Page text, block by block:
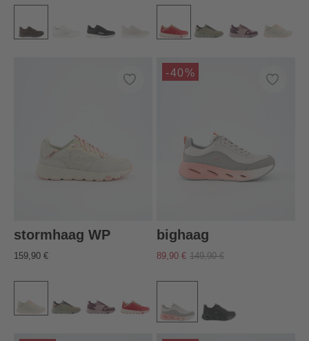
stormhaag WP
159,90 €
-40%
bighaag
89,90 € 149,90 €